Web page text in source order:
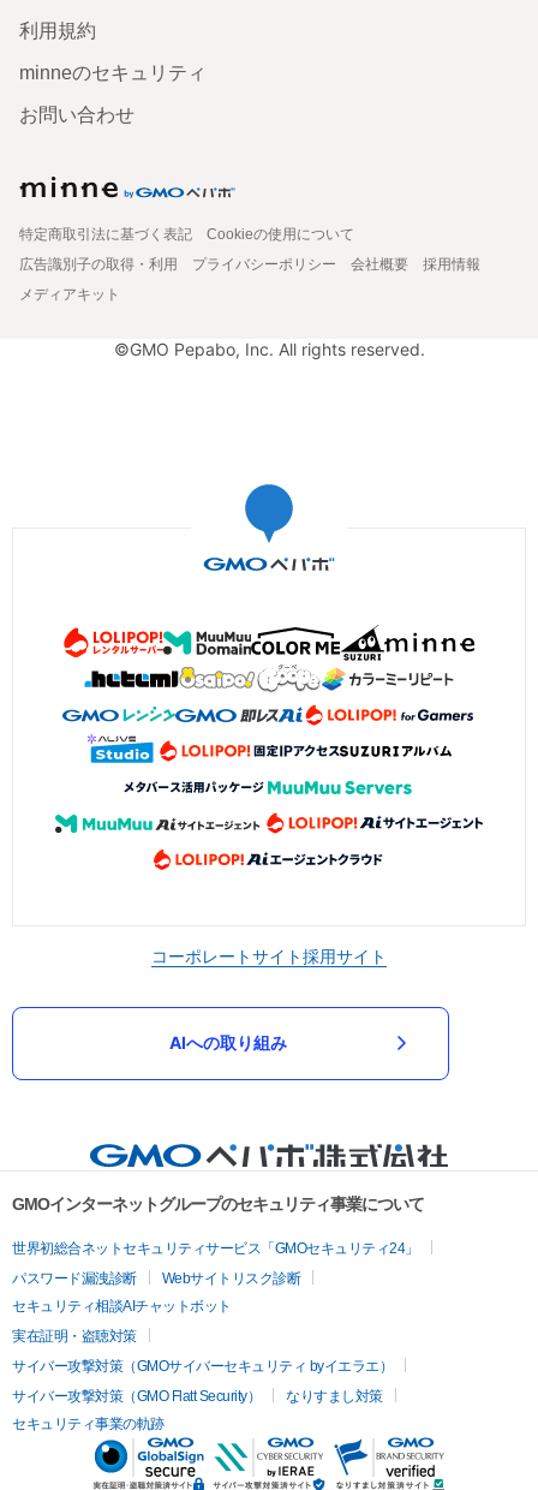
利用規約
minneのセキュリティ
お問い合わせ
特定商取引法に基づく表記
Cookieの使用について
広告識別子の取得・利用
プライバシーポリシー 会社概要
採用情報
メディアキット
©GMO Pepabo, Inc. All rights reserved.
コーポレートサイト採用サイト
AIへの取り組み
GMOインターネットグループのセキュリティ事業について
世界初総合ネットセキュリティサービス「GMOセキュリティ24」
パスワード漏洩診断
Webサイトリスク診断
セキュリティ相談AIチャットボット
実在証明・盗聴対策
サイバー攻撃対策（GMOサイバーセキュリティ byイエラエ）
サイバー攻撃対策（GMO Flatt Security）
なりすまし対策
セキュリティ事業の軌跡